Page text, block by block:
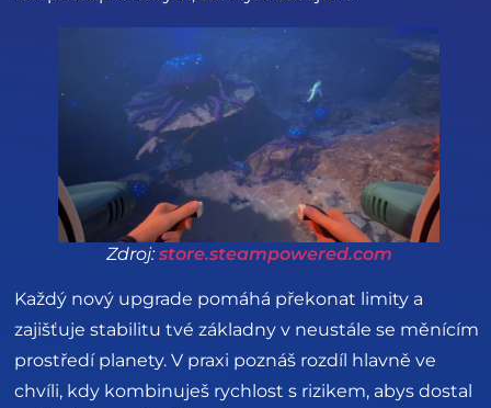
Zdroj:store.steampowered.com
Každý nový upgrade pomáhá překonat limity a
zajišťuje stabilitu tvé základny v neustále se měnícím
prostředí planety. V praxi poznáš rozdíl hlavně ve
chvíli, kdy kombinuješ rychlost s rizikem, abys dostal